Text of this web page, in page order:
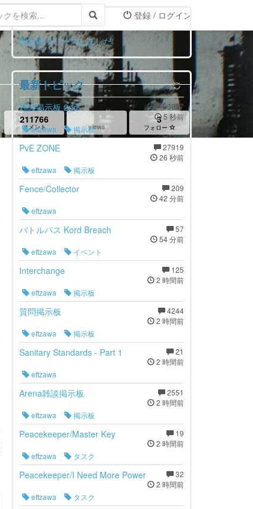
登録 / ログイン
211766
コメント views
3
フォロー
お知らせ
製品版リリースしました
最新トピック
33987
5 秒前
雑談掲示板 2nd
eftzawa
掲示板
27919
26 秒前
PvE ZONE
eftzawa
掲示板
209
42 分前
Fence/Collector
eftzawa
57
54 分前
バトルパス Kord Breach
eftzawa
イベント
125
2 時間前
Interchange
eftzawa
掲示板
4244
2 時間前
質問掲示板
eftzawa
掲示板
21
2 時間前
Sanitary Standards - Part 1
eftzawa
2551
2 時間前
Arena雑談掲示板
eftzawa
掲示板
19
2 時間前
Peacekeeper/Master Key
eftzawa
タスク
32
2 時間前
Peacekeeper/I Need More Power
eftzawa
タスク